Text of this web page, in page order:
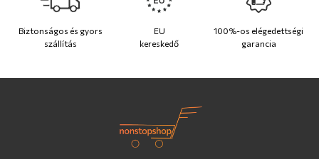
Biztonságos és gyors
szállítás
EU
kereskedő
100%-os elégedettségi
garancia